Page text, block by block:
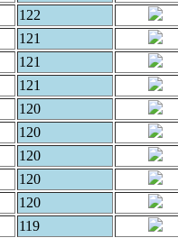
122
121
121
121
120
120
120
120
120
119